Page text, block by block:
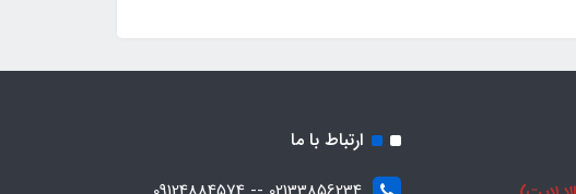
ارتباط با ما